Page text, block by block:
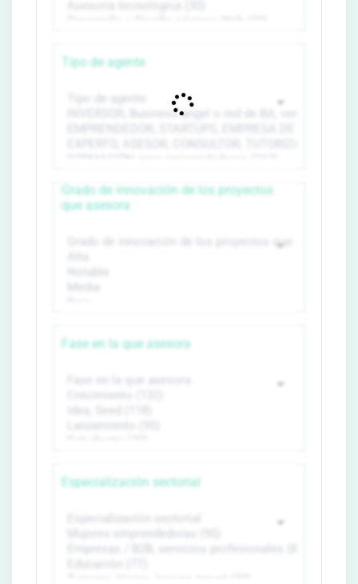
Tipo de agente
Grado de innovación de los proyectos
que asesora
Fase en la que asesora
Especialización sectorial